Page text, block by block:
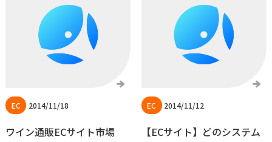
2014/11/18
ワイン通販ECサイト市場
2014/11/12
【ECサイト】どのシステム